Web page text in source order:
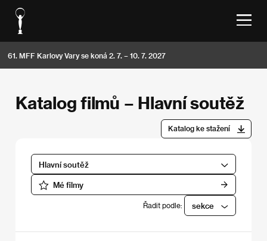
61. MFF Karlovy Vary se koná 2. 7. – 10. 7. 2027
Katalog filmů – Hlavní soutěž
Katalog ke stažení
Hlavní soutěž
Mé filmy
Řadit podle: sekce